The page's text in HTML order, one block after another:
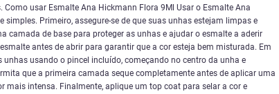
Como usar Esmalte Ana Hickmann Flora 9Ml Usar o Esmalte Ana
simples. Primeiro, assegure-se de que suas unhas estejam limpas e
camada de base para proteger as unhas e ajudar o esmalte a aderir
antes de abrir para garantir que a cor esteja bem misturada. Em
unhas usando o pincel incluído, começando no centro da unha e
que a primeira camada seque completamente antes de aplicar uma
mais intensa. Finalmente, aplique um top coat para selar a cor e